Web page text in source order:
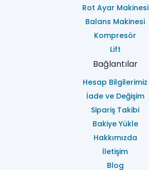
Rot Ayar Makinesi
Balans Makinesi
Kompresör
Lift
Bağlantılar
Hesap Bilgilerimiz
İade ve Değişim
Sipariş Takibi
Bakiye Yükle
Hakkımızda
İletişim
Blog